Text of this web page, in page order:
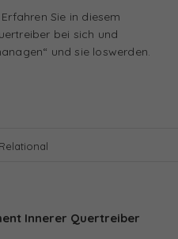
Erfahren Sie in diesem
bei sich und
und sie loswerden.
Innerer Quertreiber